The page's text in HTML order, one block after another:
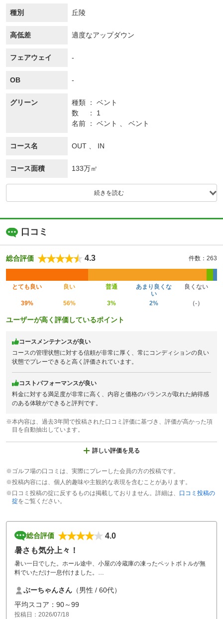
種別 丘陵
高低差 適度なアップダウン
フェアウェイ -
OB -
グリーン 種類
ベント
数
1
名前
ベント 、 ベント
コース名 OUT 、 IN
コース面積 133万㎡
続きを読む
口コミ
総合評価 4.3 件数：263
とても良い 良い 普通
あまり良くな
い
良くない
39% 56% 3% 2% （-）
ユーザーが高く評価しているポイント
コースメンテナンスが良い
コースの管理状態に対する信頼が非常に厚く、常にコンディションの良い
状態でプレーできると高く評価されています。
コストパフォーマンスが良い
料金に対する満足度が非常に高く、内容と価格のバランスが取れた納得感
のある体験ができると評判です。
※本内容は、過去3年間で投稿された口コミ評価に基づき、評価が高かった項
目を自動抽出しています。
詳しい評価を見る
※ゴルフ場の口コミは、実際にプレーした会員の方の投稿です。
※投稿内容には、個人的趣味や主観的な表現を含むことがあります。
※口コミ投稿の掟に反するものは掲載しておりません。詳細は、 口コミ投稿の
掟をご覧ください。
総合評価
4.0
暑さも気分上々！
暑い一日でした。ホール途中、小屋の冷蔵庫の凍ったペットボトルが無
料でいただけ一息付けました。
ました。来月また来ます！
ぶーちゃんさん （男性 / 60代）
平均スコア：90～99
投稿日：2026/07/18